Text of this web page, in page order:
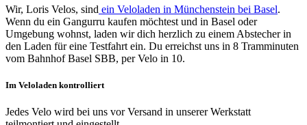
Wir, Loris Velos, sind ein Veloladen in Münchenstein bei Basel.
Wenn du ein Gangurru kaufen möchtest und in Basel oder
Umgebung wohnst, laden wir dich herzlich zu einem Abstecher in
den Laden für eine Testfahrt ein. Du erreichst uns in 8 Tramminuten
vom Bahnhof Basel SBB, per Velo in 10.
Im Veloladen kontrolliert
Jedes Velo wird bei uns vor Versand in unserer Werkstatt